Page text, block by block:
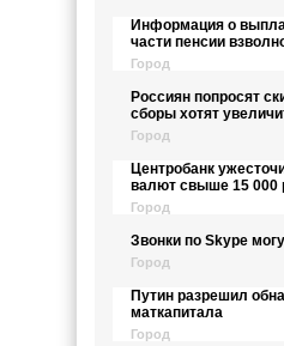
Информация о
части пенсии
Город
Россиян попросят
сборы хотят
Город
Центробанк
валют свыше 15 000
Город
Звонки по Skype
Город
Путин разрешил
маткапитала
Город